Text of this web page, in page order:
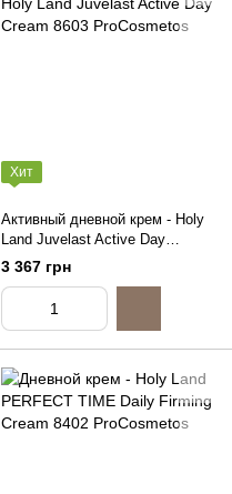
Хит
Активный дневной крем - Holy
Land Juvelast Active Day
Cream, 50ml
3 367 грн